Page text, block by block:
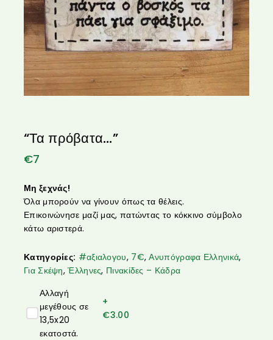
“Τα πρόβατα…”
€7
Μη ξεχνάς!
Όλα μπορούν να γίνουν όπως τα θέλεις.
Επικοινώνησε μαζί μας, πατώντας το κόκκινο σύμβολο
κάτω αριστερά.
Κατηγορίες: #αξιαλογου, 7€,Ανυπόγραφα Ελληνικά,
Για Σκέψη,Έλληνες, Πινακίδες – Κάδρα
Αλλαγή
μεγέθους σε
13,5x20
εκατοστά.
+
€3.00